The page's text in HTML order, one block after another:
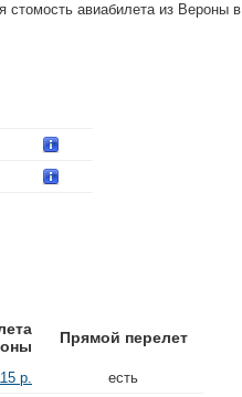
стомость авиабилета из Вероны в
Прямой перелет
р.
есть